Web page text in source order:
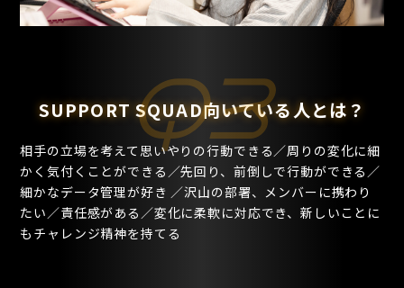
トップ
CONCEPT
コンセプト
COMPANY
LED TOKYOについて
MEMBER
社員紹介
SYSTEM
教育・福利厚生
SUPPORT SQUAD向いている人とは？
Q3
相手の立場を考えて思いやりの行動できる／周りの変化に細
かく気付くことができる／先回り、前倒しで行動ができる／
細かなデータ管理が好き ／沢山の部署、メンバーに携わり
たい／責任感がある／変化に柔軟に対応でき、新しいことに
もチャレンジ精神を持てる